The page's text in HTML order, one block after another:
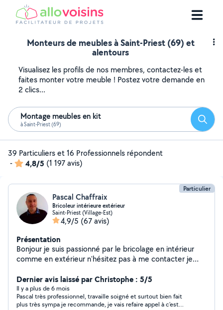
Monteurs de meubles à Saint-Priest (69) et
alentours
Visualisez les profils de nos membres, contactez-les et
faites monter votre meuble ! Postez votre demande en
2 clics...
Montage meubles en kit
à Saint-Priest (69)
39 Particuliers et 16 Professionnels répondent
-
4,8/5 (1 197 avis)
Particulier
Pascal Chaffraix
Bricoleur intérieure extérieur
Saint-Priest (Village-Est)
4,9/5 (67 avis)
Présentation
Bonjour je suis passionné par le bricolage en intérieur
comme en extérieur n'hésitez pas à me contacter je
trois soixante cinq quarante six quatorze
Dernier avis laissé par Christophe : 5/5
Il y a plus de 6 mois
Pascal très professionnel, travaille soigné et surtout bien fait
plus très sympa je recommande, je vais refaire appel à c’est